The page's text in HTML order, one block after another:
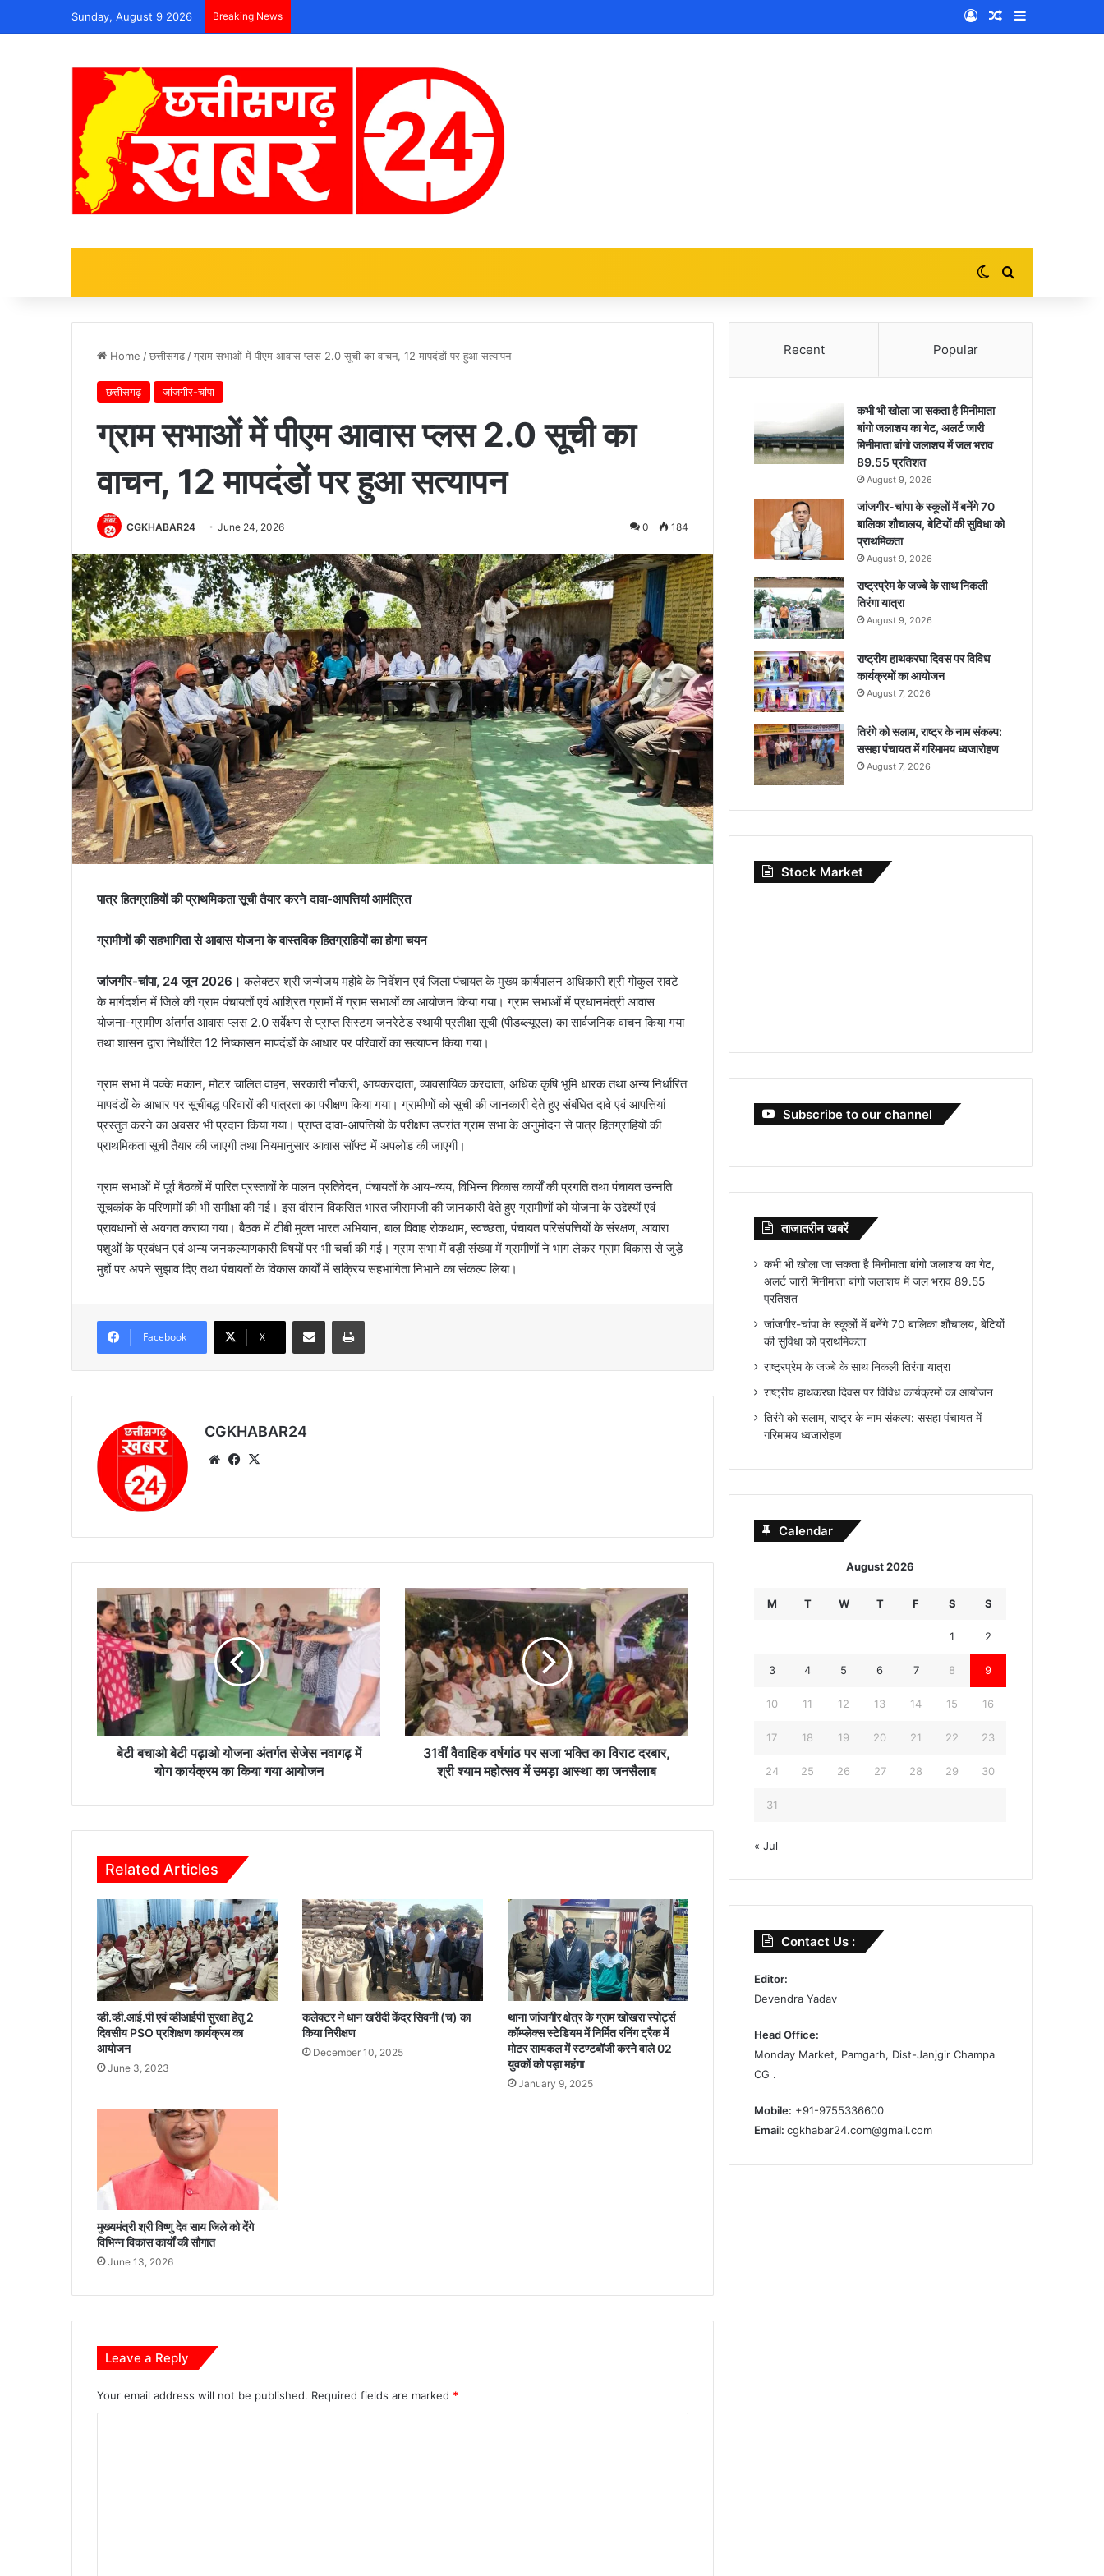
Sunday, August 9 2026 Breaking News Log InRandom Article
Switch skin
Home /छत्तीसगढ़ /ग्राम सभाओं में पीएम आवास प्लस 2.0 सूची का वाचन, 12 मापदंडों पर हुआ सत्यापन
छत्तीसगढ़ जांजगीर-चांपा
ग्राम सभाओं में पीएम आवास प्लस 2.0 सूची का
वाचन, 12 मापदंडों पर हुआ सत्यापन
CGKHABAR24 June 24, 2026 0 184
पात्र हितग्राहियों की प्राथमिकता सूची तैयार करने दावा-आपत्तियां आमंत्रित
ग्रामीणों की सहभागिता से आवास योजना के वास्तविक हितग्राहियों का होगा चयन
जांजगीर-चांपा, 24 जून 2026। कलेक्टर श्री जन्मेजय महोबे के निर्देशन एवं जिला पंचायत के मुख्य कार्यपालन अधिकारी श्री गोकुल रावटे
के मार्गदर्शन में जिले की ग्राम पंचायतों एवं आश्रित ग्रामों में ग्राम सभाओं का आयोजन किया गया। ग्राम सभाओं में प्रधानमंत्री आवास
योजना-ग्रामीण अंतर्गत आवास प्लस 2.0 सर्वेक्षण से प्राप्त सिस्टम जनरेटेड स्थायी प्रतीक्षा सूची (पीडब्ल्यूएल) का सार्वजनिक वाचन किया गया
तथा शासन द्वारा निर्धारित 12 निष्कासन मापदंडों के आधार पर परिवारों का सत्यापन किया गया।
ग्राम सभा में पक्के मकान, मोटर चालित वाहन, सरकारी नौकरी, आयकरदाता, व्यावसायिक करदाता, अधिक कृषि भूमि धारक तथा अन्य निर्धारित
मापदंडों के आधार पर सूचीबद्ध परिवारों की पात्रता का परीक्षण किया गया। ग्रामीणों को सूची की जानकारी देते हुए संबंधित दावे एवं आपत्तियां
प्रस्तुत करने का अवसर भी प्रदान किया गया। प्राप्त दावा-आपत्तियों के परीक्षण उपरांत ग्राम सभा के अनुमोदन से पात्र हितग्राहियों की
प्राथमिकता सूची तैयार की जाएगी तथा नियमानुसार आवास सॉफ्ट में अपलोड की जाएगी।
ग्राम सभाओं में पूर्व बैठकों में पारित प्रस्तावों के पालन प्रतिवेदन, पंचायतों के आय-व्यय, विभिन्न विकास कार्यों की प्रगति तथा पंचायत उन्नति
सूचकांक के परिणामों की भी समीक्षा की गई। इस दौरान विकसित भारत जीरामजी की जानकारी देते हुए ग्रामीणों को योजना के उद्देश्यों एवं
प्रावधानों से अवगत कराया गया। बैठक में टीबी मुक्त भारत अभियान, बाल विवाह रोकथाम, स्वच्छता, पंचायत परिसंपत्तियों के संरक्षण, आवारा
पशुओं के प्रबंधन एवं अन्य जनकल्याणकारी विषयों पर भी चर्चा की गई। ग्राम सभा में बड़ी संख्या में ग्रामीणों ने भाग लेकर ग्राम विकास से जुड़े
मुद्दों पर अपने सुझाव दिए तथा पंचायतों के विकास कार्यों में सक्रिय सहभागिता निभाने का संकल्प लिया।
Facebook X
CGKHABAR24
We Fa
टी
ब
चा
ओ
बे
टी
प
ढ़ा
ना
र्ग
जे
न
वा
ग
ढ़
यो
ग
का
म
यो
ज
न
बेटी बचाओ बेटी पढ़ाओ योजना अंतर्गत सेजेस नवागढ़ में
योग कार्यक्रम का किया गया आयोजन
3
1
वीं
वै
वा
हि
क
व
र्ष
र
वि
रा
ट
द
र
बा
,
सै
31वीं वैवाहिक वर्षगांठ पर सजा भक्ति का विराट दरबार,
श्री श्याम महोत्सव में उमड़ा आस्था का जनसैलाब
Related Articles
व्ही.व्ही.आई.पी एवं व्हीआईपी सुरक्षा हेतु 2
दिवसीय PSO प्रशिक्षण कार्यक्रम का
आयोजन
June 3, 2023
कलेक्टर ने धान खरीदी केंद्र सिवनी (च) का
किया निरीक्षण
December 10, 2025
थाना जांजगीर क्षेत्र के ग्राम खोखरा स्पोर्ट्स
कॉम्प्लेक्स स्टेडियम में निर्मित रनिंग ट्रैक में
मोटर सायकल में स्टण्टबॉजी करने वाले 02
युवकों को पड़ा महंगा
January 9, 2025
मुख्यमंत्री श्री विष्णु देव साय जिले को देंगे
विभिन्न विकास कार्यों की सौगात
June 13, 2026
Leave a Reply
Your email address will not be published. Required fields are marked *
Recent Popular
कभी भी खोला जा सकता है मिनीमाता
बांगो जलाशय का गेट, अलर्ट जारी
मिनीमाता बांगो जलाशय में जल भराव
89.55 प्रतिशत
August 9, 2026
जांजगीर-चांपा के स्कूलों में बनेंगे 70
बालिका शौचालय, बेटियों की सुविधा को
प्राथमिकता
August 9, 2026
राष्ट्रप्रेम के जज्बे के साथ निकली
तिरंगा यात्रा
August 9, 2026
राष्ट्रीय हाथकरघा दिवस पर विविध
कार्यक्रमों का आयोजन
August 7, 2026
तिरंगे को सलाम, राष्ट्र के नाम संकल्प:
ससहा पंचायत में गरिमामय ध्वजारोहण
August 7, 2026
Stock Market
Subscribe to our channel
ताजातरीन खबरें
कभी भी खोला जा सकता है मिनीमाता बांगो जलाशय का गेट,
अलर्ट जारी मिनीमाता बांगो जलाशय में जल भराव 89.55
प्रतिशत
जांजगीर-चांपा के स्कूलों में बनेंगे 70 बालिका शौचालय, बेटियों
की सुविधा को प्राथमिकता
राष्ट्रप्रेम के जज्बे के साथ निकली तिरंगा यात्रा
राष्ट्रीय हाथकरघा दिवस पर विविध कार्यक्रमों का आयोजन
तिरंगे को सलाम, राष्ट्र के नाम संकल्प: ससहा पंचायत में
गरिमामय ध्वजारोहण
Calendar
August 2026
M T W T F S S
1 2
3 4 5 6 7 8 9
10 11 12 13 14 15 16
17 18 19 20 21 22 23
24 25 26 27 28 29 30
31
« Jul
Contact Us :
Editor:
Devendra Yadav
Head Office:
Monday Market, Pamgarh, Dist-Janjgir Champa
CG .
Mobile: +91-9755336600
Email:cgkhabar24.com@gmail.com